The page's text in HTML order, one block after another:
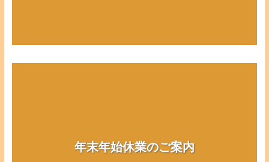
年末年始休業のご案内